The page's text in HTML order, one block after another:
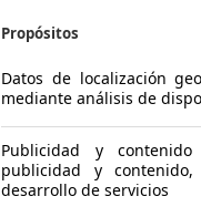
Propósitos
Datos de localización
mediante análisis de
Publicidad y
publicidad y
desarrollo de servicios